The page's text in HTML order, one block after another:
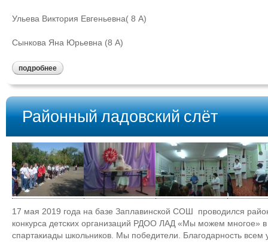
Ульева Виктория Евгеньевна( 8 А)
Сынкова Яна Юрьевна (8 А)
подробнее
Районный ладовский слёт
17 мая 2019 года на базе Заплавинской СОШ проводился
конкурса детских организаций РДОО ЛАД «Мы можем многое»
спартакиады школьников. Мы победители. Благодарность